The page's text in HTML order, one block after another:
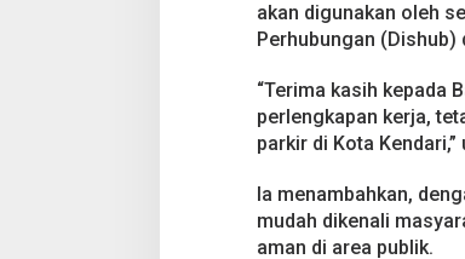
akan digunakan oleh
Perhubungan (Dishub)
“Terima kasih kepada
perlengkapan kerja,
parkir di Kota
Ia menambahkan,
mudah dikenali
aman di area publik.